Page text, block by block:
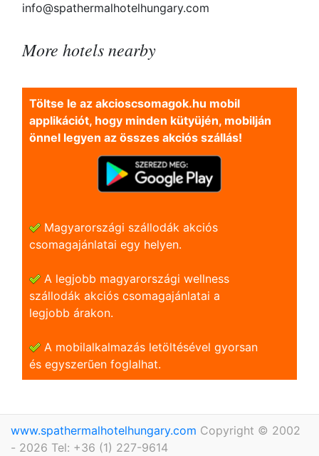
info@spathermalhotelhungary.com
More hotels nearby
Töltse le az akcioscsomagok.hu mobil
applikációt, hogy minden kütyüjén, mobilján
önnel legyen az összes akciós szállás!
Magyarországi szállodák akciós
csomagajánlatai egy helyen.
A legjobb magyarországi wellness
szállodák akciós csomagajánlatai a
legjobb árakon.
A mobilalkalmazás letöltésével gyorsan
és egyszerũen foglalhat.
www.spathermalhotelhungary.com Copyright © 2002
- 2026 Tel: +36 (1) 227-9614